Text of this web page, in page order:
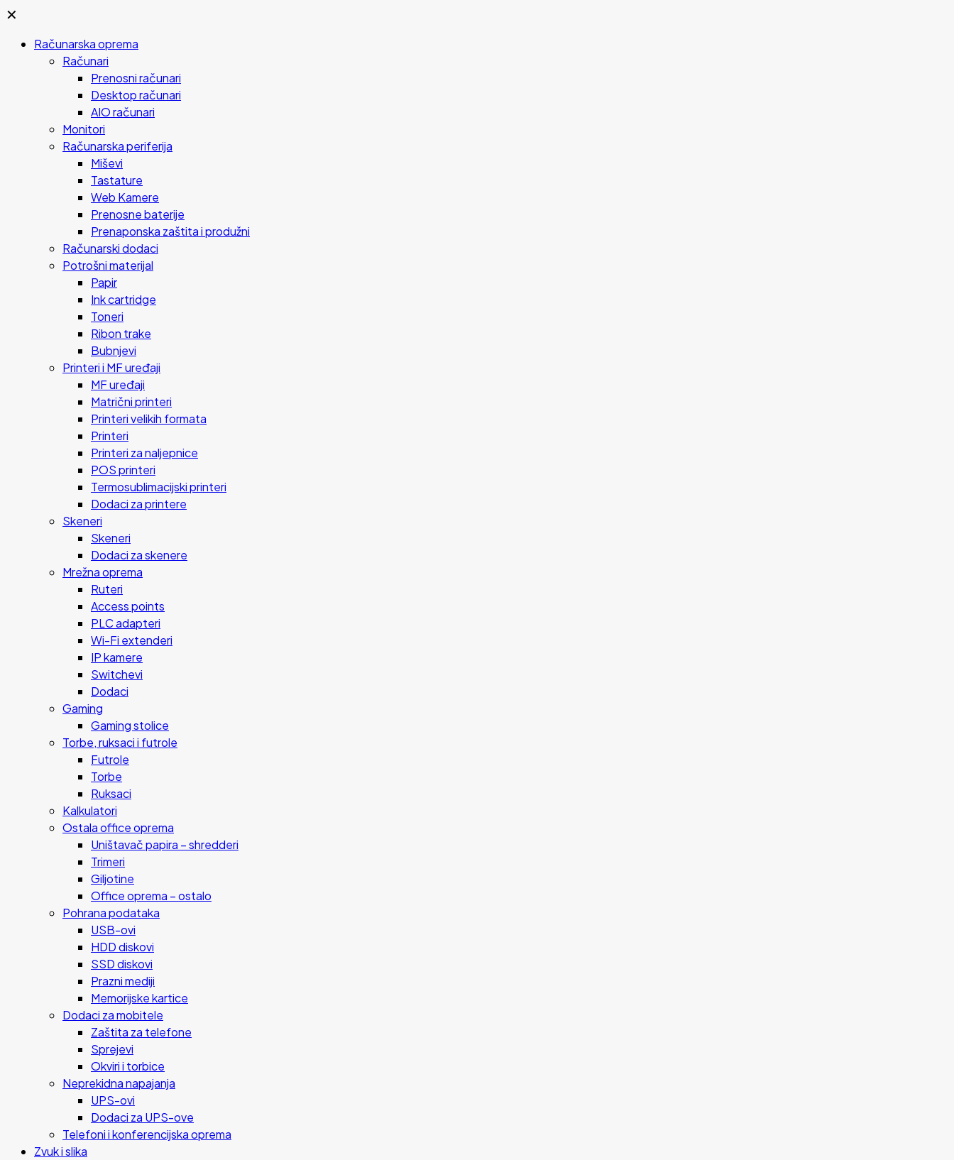
✕
Računarska oprema
Računari
Prenosni računari
Desktop računari
AIO računari
Monitori
Računarska periferija
Miševi
Tastature
Web Kamere
Prenosne baterije
Prenaponska zaštita i produžni
Računarski dodaci
Potrošni materijal
Papir
Ink cartridge
Toneri
Ribon trake
Bubnjevi
Printeri i MF uređaji
MF uređaji
Matrični printeri
Printeri velikih formata
Printeri
Printeri za naljepnice
POS printeri
Termosublimacijski printeri
Dodaci za printere
Skeneri
Skeneri
Dodaci za skenere
Mrežna oprema
Ruteri
Access points
PLC adapteri
Wi-Fi extenderi
IP kamere
Switchevi
Dodaci
Gaming
Gaming stolice
Torbe, ruksaci i futrole
Futrole
Torbe
Ruksaci
Kalkulatori
Ostala office oprema
Uništavač papira – shredderi
Trimeri
Giljotine
Office oprema – ostalo
Pohrana podataka
USB-ovi
HDD diskovi
SSD diskovi
Prazni mediji
Memorijske kartice
Dodaci za mobitele
Zaštita za telefone
Sprejevi
Okviri i torbice
Neprekidna napajanja
UPS-ovi
Dodaci za UPS-ove
Telefoni i konferencijska oprema
Zvuk i slika